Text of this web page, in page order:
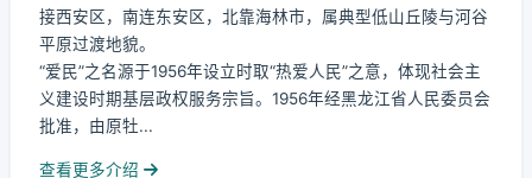
接西安区，南连东安区，北靠海林市，属典型低山丘陵与河谷
平原过渡地貌。
“爱民”之名源于1956年设立时取“热爱人民”之意，体现社会主
义建设时期基层政权服务宗旨。1956年经黑龙江省人民委员会
批准，由原牡...
查看更多介绍